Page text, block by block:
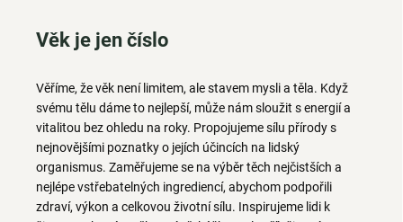
Věk je jen číslo
Věříme, že věk není limitem, ale stavem mysli a těla. Když
svému tělu dáme to nejlepší, může nám sloužit s energií a
vitalitou bez ohledu na roky. Propojujeme sílu přírody s
nejnovějšími poznatky o jejích účincích na lidský
organismus. Zaměřujeme se na výběr těch nejčistších a
nejlépe vstřebatelných ingrediencí, abychom podpořili
zdraví, výkon a celkovou životní sílu. Inspirujeme lidi k